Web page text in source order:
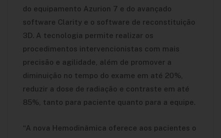
do equipamento Azurion 7 e do avançado
software Clarity e o software de reconstituição
3D. A tecnologia permite realizar os
procedimentos intervencionistas com mais
precisão e agilidade, além de promover a
diminuição no tempo do exame em até 20%,
reduzir a dose de radiação e contraste em até
85%, tanto para paciente quanto para a equipe.
“A nova Hemodinâmica oferece aos pacientes o